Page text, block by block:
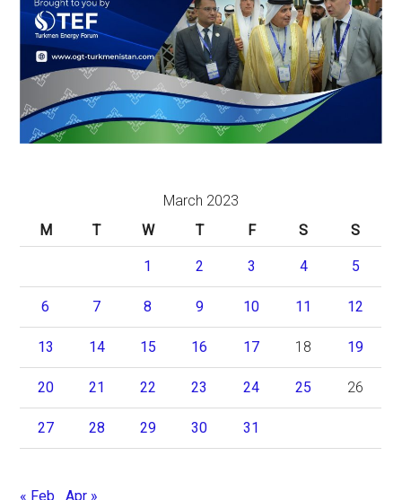
March 2023
M
T W T F S S
1 2 3 4 5
6 7 8 9 10 11 12
13 14 15 16 17 18 19
20 21 22 23 24 25 26
27 28 29 30 31
« Feb Apr »